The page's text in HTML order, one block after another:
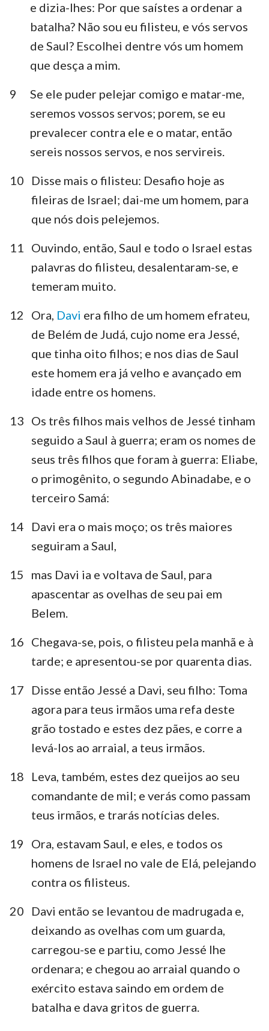
e dizia-lhes: Por que saístes a ordenar a
batalha? Não sou eu filisteu, e vós servos
de Saul? Escolhei dentre vós um homem
que desça a mim.
9
Se ele puder pelejar comigo e matar-me,
seremos vossos servos; porem, se eu
prevalecer contra ele e o matar, então
sereis nossos servos, e nos servireis.
10
Disse mais o filisteu: Desafio hoje as
fileiras de Israel; dai-me um homem, para
que nós dois pelejemos.
11
Ouvindo, então, Saul e todo o Israel estas
palavras do filisteu, desalentaram-se, e
temeram muito.
12
Ora, Davi era filho de um homem efrateu,
de Belém de Judá, cujo nome era Jessé,
que tinha oito filhos; e nos dias de Saul
este homem era já velho e avançado em
idade entre os homens.
13 Os três filhos mais velhos de Jessé tinham
seguido a Saul à guerra; eram os nomes de
seus três filhos que foram à guerra: Eliabe,
o primogênito, o segundo Abinadabe, e o
terceiro Samá:
14
Davi era o mais moço; os três maiores
seguiram a Saul,
15
mas Davi ia e voltava de Saul, para
apascentar as ovelhas de seu pai em
Belem.
16 Chegava-se, pois, o filisteu pela manhã e à
tarde; e apresentou-se por quarenta dias.
17
Disse então Jessé a Davi, seu filho: Toma
agora para teus irmãos uma refa deste
grão tostado e estes dez pães, e corre a
levá-los ao arraial, a teus irmãos.
18
Leva, também, estes dez queijos ao seu
comandante de mil; e verás como passam
teus irmãos, e trarás notícias deles.
19
Ora, estavam Saul, e eles, e todos os
homens de Israel no vale de Elá, pelejando
contra os filisteus.
20
Davi então se levantou de madrugada e,
deixando as ovelhas com um guarda,
carregou-se e partiu, como Jessé lhe
ordenara; e chegou ao arraial quando o
exército estava saindo em ordem de
batalha e dava gritos de guerra.